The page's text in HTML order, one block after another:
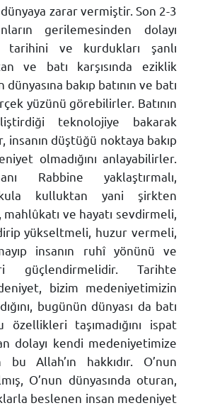
zarar vermiştir. Son 2-3
gerilemesinden dolayı
tarihini ve kurdukları şanlı
ve batı karşısında eziklik
bakıp batının ve batı
yüzünü görebilirler. Batının
teknolojiye bakarak
insanın düştüğü noktaya bakıp
olmadığını anlayabilirler.
Rabbine yaklaştırmalı,
kulluktan yani şirkten
mahlûkatı ve hayatı sevdirmeli,
yükseltmeli, huzur vermeli,
insanın ruhî yönünü ve
güçlendirmelidir. Tarihte
bizim medeniyetimizin
bugünün dünyası da batı
taşımadığını ispat
dolayı kendi medeniyetimize
Allah’ın hakkıdır. O’nun
O’nun dünyasında oturan,
beslenen insan medeniyet